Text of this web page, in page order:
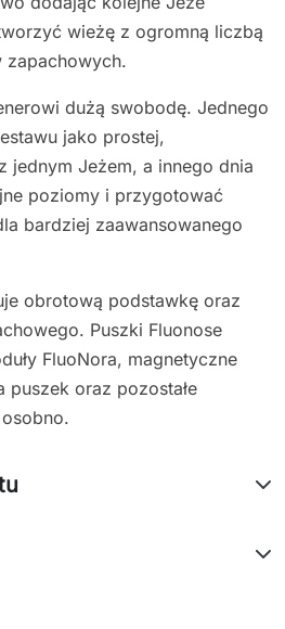
wieżę z ogromną liczbą
zapachowych.
dużą swobodę. Jednego
jako prostej,
jednym Jeżem, a innego dnia
poziomy i przygotować
bardziej zaawansowanego
obrotową podstawkę oraz
Puszki Fluonose
FluoNora, magnetyczne
oraz pozostałe